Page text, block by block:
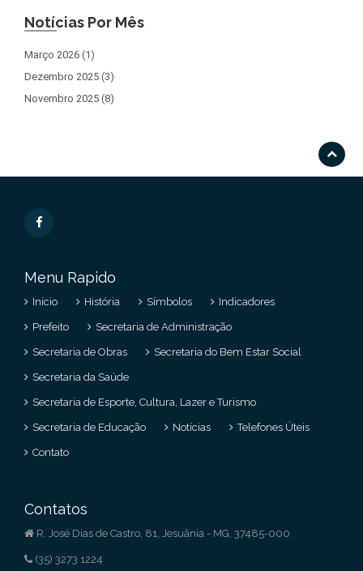
Notícias Por Mês
Março 2026 (1)
Dezembro 2025 (3)
Novembro 2025 (8)
Menu Rapido
Início História Símbolos Indicadores
Prefeito Secretaria de Administração
Secretaria de Obras Secretaria do Bem Estar Social
Secretaria da Saúde
Secretaria de Esporte, Cultura, Lazer e Turismo
Secretaria de Educação Notícias Telefones Úteis
Contato
Contatos
R. José Dias de Castro, 81, Jesuânia - MG, 37485-000
(35) 3273 1224